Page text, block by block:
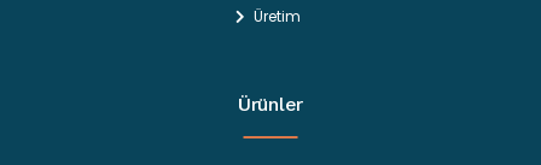
Üretim
Ürünler